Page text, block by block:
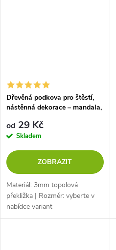
Dřevěná podkova pro štěstí,
nástěnná dekorace – mandala,
od 29 Kč
Skladem
ZOBRAZIT
Materiál: 3mm topolová
překližka | Rozměr: vyberte v
nabídce variant